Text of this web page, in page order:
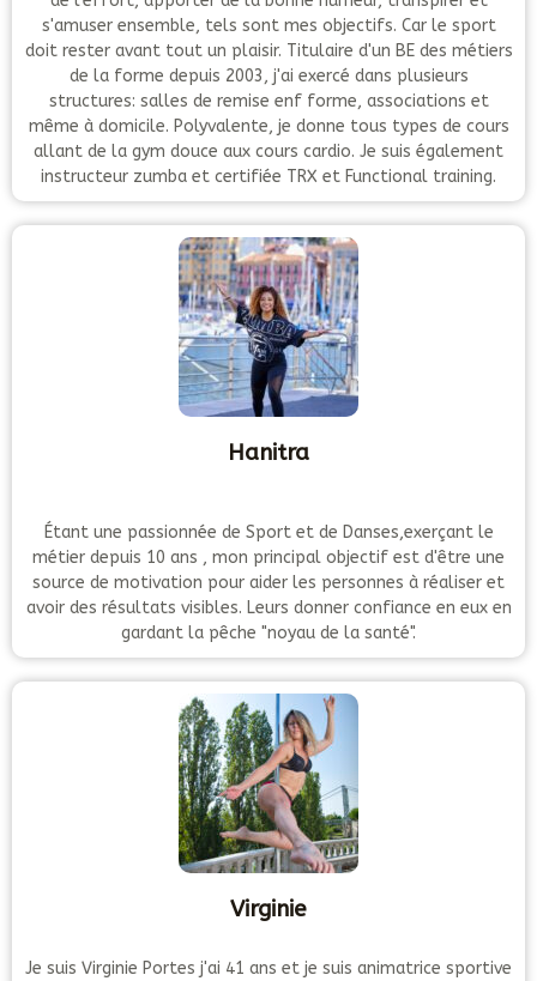
s'amuser ensemble, tels sont mes objectifs. Car le sport
doit rester avant tout un plaisir. Titulaire d'un BE des métiers
de la forme depuis 2003, j'ai exercé dans plusieurs
structures: salles de remise enf forme, associations et
même à domicile. Polyvalente, je donne tous types de cours
allant de la gym douce aux cours cardio. Je suis également
instructeur zumba et certifiée TRX et Functional training.
Hanitra
Étant une passionnée de Sport et de Danses,exerçant le
métier depuis 10 ans , mon principal objectif est d'être une
source de motivation pour aider les personnes à réaliser et
avoir des résultats visibles. Leurs donner confiance en eux en
gardant la pêche "noyau de la santé".
Virginie
Je suis Virginie Portes j'ai 41 ans et je suis animatrice sportive